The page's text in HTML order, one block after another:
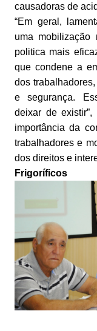
causadoras de
“Em geral,
uma mobilização
politica mais
que condene a
dos
e segurança.
deixar de
importância da
trabalhadores e
dos direitos e
Frigoríficos